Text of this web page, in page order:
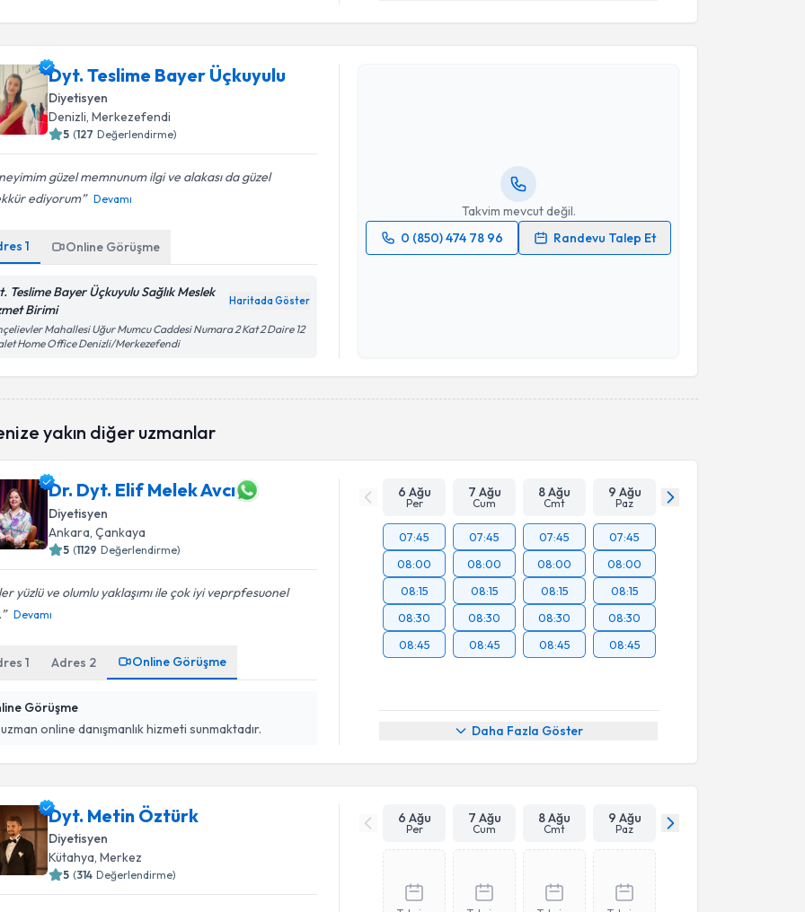
Dyt. Teslime Bayer Üçkuyulu
Diyetisyen
Denizli , Merkezefendi
5 (127 Değerlendirme)
güzel memnunum ilgi ve alakası da güzel
ediyorum
Devamı
1 Online Görüşme
Teslime Bayer Üçkuyulu Sağlık Meslek
Birimi
Haritada Göster
Mahallesi Uğur Mumcu Caddesi Numara 2 Kat 2 Daire 12
Home Office Denizli/Merkezefendi
Takvim mevcut değil.
0 (850) 474 78 96
Randevu Talep Et
Randevu Takvimi Talebi
yakın diğer uzmanlar
Dr. Dyt. Elif Melek Avcı
Diyetisyen
Ankara , Çankaya
5 (1129 Değerlendirme)
yüzlü ve olumlu yaklaşımı ile çok iyi veprpfesuonel
Devamı
1 Adres 2 Online Görüşme
Görüşme
online danışmanlık hizmeti sunmaktadır.
6 Ağu
Per
7 Ağu
Cum
8 Ağu
Cmt
9 Ağu
Paz
07:45
08:00
08:15
08:30
08:45
07:45
08:00
08:15
08:30
08:45
07:45
08:00
08:15
08:30
08:45
07:45
08:00
08:15
08:30
08:45
Daha Fazla Göster
Dyt. Metin Öztürk
Diyetisyen
Kütahya , Merkez
5 (314 Değerlendirme)
6 Ağu
Per
7 Ağu
Cum
8 Ağu
Cmt
9 Ağu
Paz